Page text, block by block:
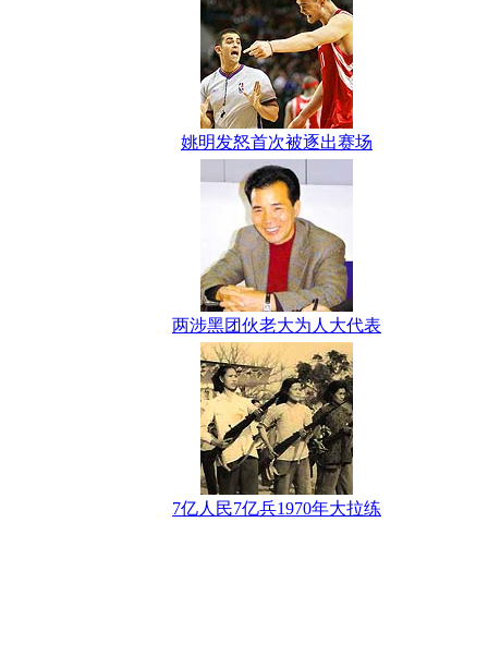
姚明发怒首次被逐出赛场
两涉黑团伙老大为人大代表
7亿人民7亿兵1970年大拉练